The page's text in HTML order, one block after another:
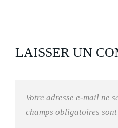
LAISSER UN
Votre adresse e-mail ne
champs obligatoires